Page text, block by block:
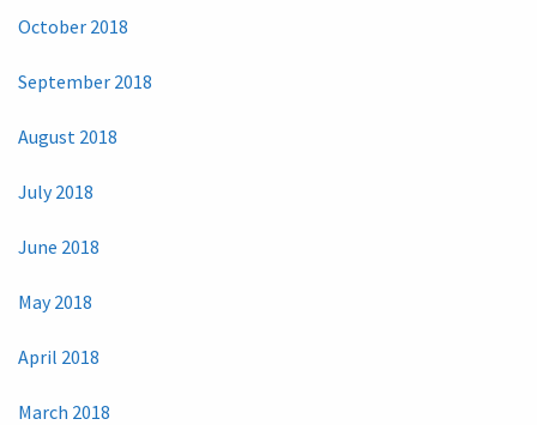
October 2018
September 2018
August 2018
July 2018
June 2018
May 2018
April 2018
March 2018